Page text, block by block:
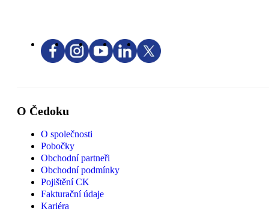
O Čedoku
O společnosti
Pobočky
Obchodní partneři
Obchodní podmínky
Pojištění CK
Fakturační údaje
Kariéra